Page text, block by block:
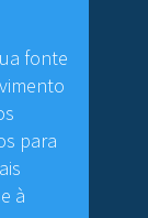
fonte
para
à